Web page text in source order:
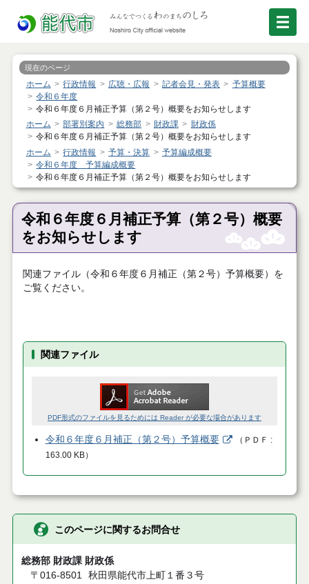
現在のページ
ホーム 行政情報 広聴・広報 記者会見・発表
予算概要
令和６年度
令和６年度６月補正予算（第２号）概要をお知らせします
ホーム
部署別案内 総務部 財政課
財政係
令和６年度６月補正予算（第２号）概要をお知らせします
ホーム
行政情報 予算・決算
予算編成概要
令和６年度 予算編成概要
令和６年度６月補正予算（第２号）概要をお知らせします
令和６年度６月補正予算（第２号）概要
をお知らせします
関連ファイル（令和６年度６月補正（第２号）予算概要）を
ご覧ください。
関連ファイル
PDF形式のファイルを見るためには Reader が必要な場合があります
令和６年度６月補正（第２号）予算概要 （ ＰＤＦ
163.00 KB）
このページに関するお問合せ
総務部 財政課 財政係
〒016-8501 秋田県能代市上町１番３号